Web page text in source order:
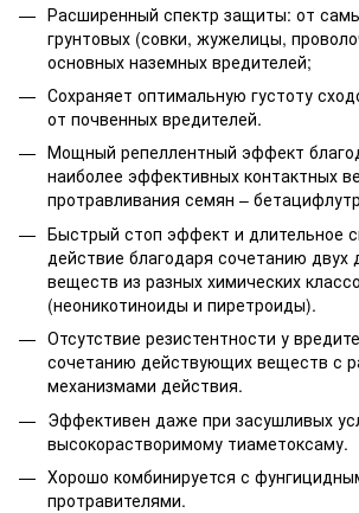
Расширенный спектр защиты: от
грунтовых (совки, жужелицы,
основных наземных вредителей;
Сохраняет оптимальную густоту
от почвенных вредителей.
Мощный репеллентный эффект
наиболее эффективных контактных
протравливания семян –
Быстрый стоп эффект и длительное
действие благодаря сочетанию
веществ из разных химических
(неоникотиноиды и пиретроиды).
Отсутствие резистентности у
сочетанию действующих веществ с
механизмами действия.
Эффективен даже при засушливых
высокорастворимому тиаметоксаму.
Хорошо комбинируется с
протравителями.